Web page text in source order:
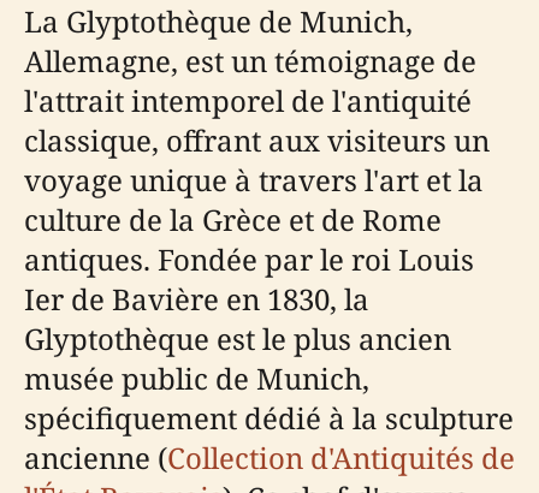
La Glyptothèque de Munich,
Allemagne, est un témoignage de
l'attrait intemporel de l'antiquité
classique, offrant aux visiteurs un
voyage unique à travers l'art et la
culture de la Grèce et de Rome
antiques. Fondée par le roi Louis
Ier de Bavière en 1830, la
Glyptothèque est le plus ancien
musée public de Munich,
spécifiquement dédié à la sculpture
ancienne (Collection d'Antiquités de